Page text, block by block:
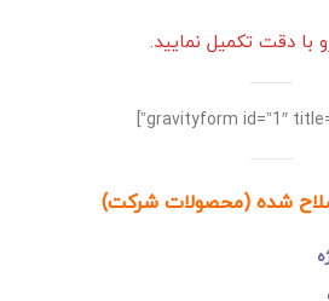
با دقت تکمیل نمایید.
شده (محصولات شرکت)